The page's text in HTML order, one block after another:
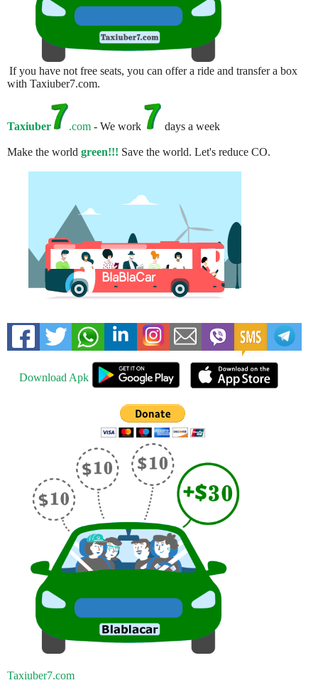
If you have not free seats, you can offer a ride and transfer a box
with Taxiuber7.com.
Taxiuber .com - We work days a week
Make the world green!!! Save the world. Let's reduce CO.
Download Apk
Taxiuber7.com